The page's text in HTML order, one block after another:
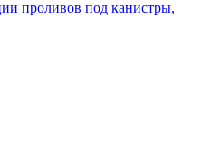
проливов под канистры,